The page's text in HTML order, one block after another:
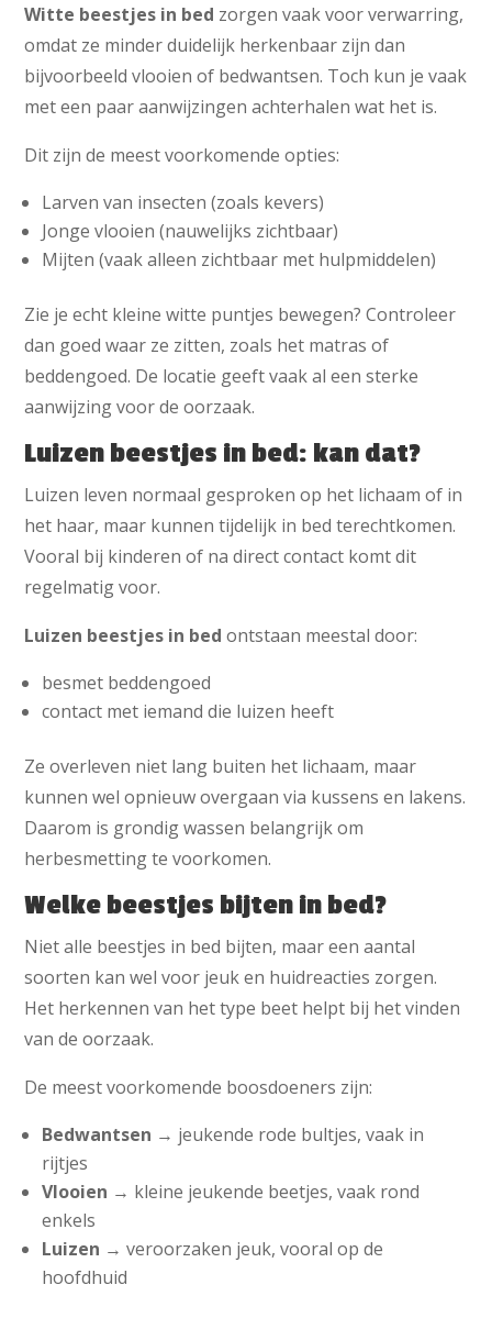
Witte beestjes in bed zorgen vaak voor verwarring,
omdat ze minder duidelijk herkenbaar zijn dan
bijvoorbeeld vlooien of bedwantsen. Toch kun je vaak
met een paar aanwijzingen achterhalen wat het is.
Dit zijn de meest voorkomende opties:
Larven van insecten (zoals kevers)
Jonge vlooien (nauwelijks zichtbaar)
Mijten (vaak alleen zichtbaar met hulpmiddelen)
Zie je echt kleine witte puntjes bewegen? Controleer
dan goed waar ze zitten, zoals het matras of
beddengoed. De locatie geeft vaak al een sterke
aanwijzing voor de oorzaak.
Luizen beestjes in bed: kan dat?
Luizen leven normaal gesproken op het lichaam of in
het haar, maar kunnen tijdelijk in bed terechtkomen.
Vooral bij kinderen of na direct contact komt dit
regelmatig voor.
Luizen beestjes in bed ontstaan meestal door:
besmet beddengoed
contact met iemand die luizen heeft
Ze overleven niet lang buiten het lichaam, maar
kunnen wel opnieuw overgaan via kussens en lakens.
Daarom is grondig wassen belangrijk om
herbesmetting te voorkomen.
Welke beestjes bijten in bed?
Niet alle beestjes in bed bijten, maar een aantal
soorten kan wel voor jeuk en huidreacties zorgen.
Het herkennen van het type beet helpt bij het vinden
van de oorzaak.
De meest voorkomende boosdoeners zijn:
Bedwantsen → jeukende rode bultjes, vaak in
rijtjes
Vlooien → kleine jeukende beetjes, vaak rond
enkels
Luizen → veroorzaken jeuk, vooral op de
hoofdhuid